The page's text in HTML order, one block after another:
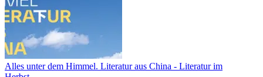
Alles unter dem Himmel. Literatur aus China - Literatur im